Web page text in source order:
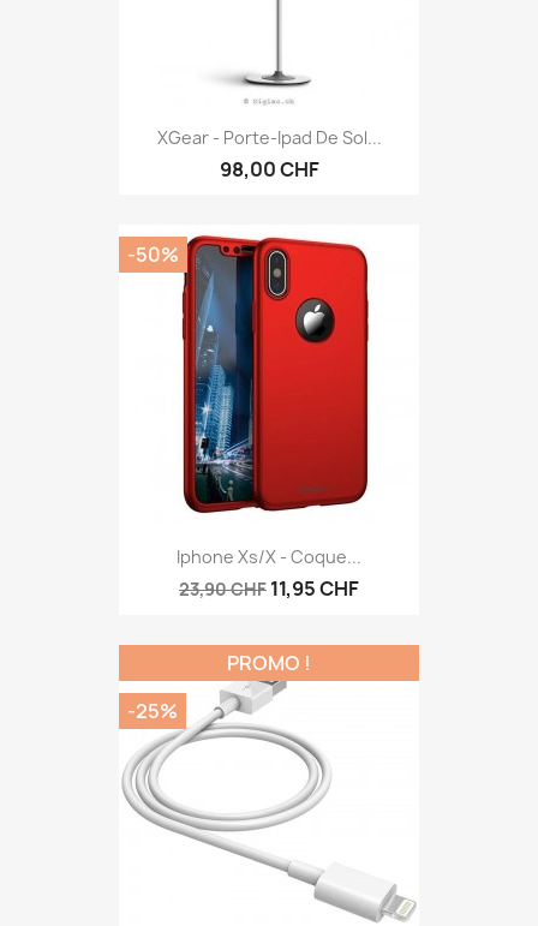
XGear - Porte-Ipad De Sol...
98,00 CHF
Iphone Xs/X - Coque...
23,90 CHF 11,95 CHF
-50%
PROMO !
-25%